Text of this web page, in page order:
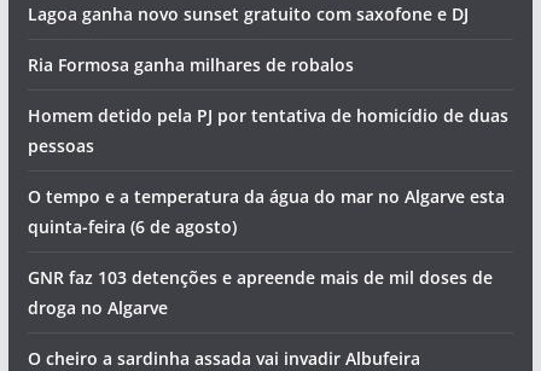
Lagoa ganha novo sunset gratuito com saxofone e DJ
Ria Formosa ganha milhares de robalos
Homem detido pela PJ por tentativa de homicídio de duas
pessoas
O tempo e a temperatura da água do mar no Algarve esta
quinta-feira (6 de agosto)
GNR faz 103 detenções e apreende mais de mil doses de
droga no Algarve
O cheiro a sardinha assada vai invadir Albufeira